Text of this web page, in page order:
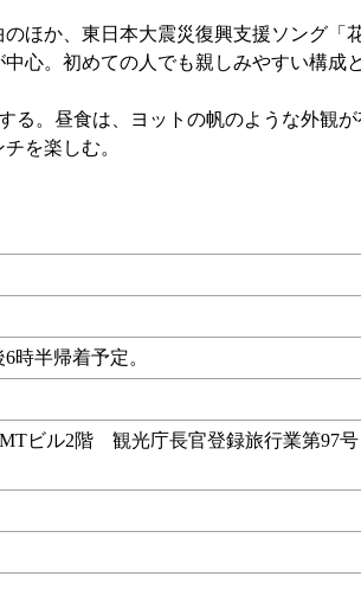
ほか、東日本大震災復興支援ソング「
心。初めての人でも親しみやすい構成
。昼食は、ヨットの帆のような外観
を楽しむ。
半帰着予定。
ビル2階 観光庁長官登録旅行業第97号